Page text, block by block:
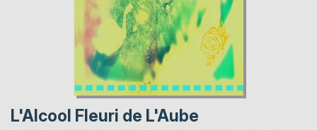
L'Alcool Fleuri de L'Aube